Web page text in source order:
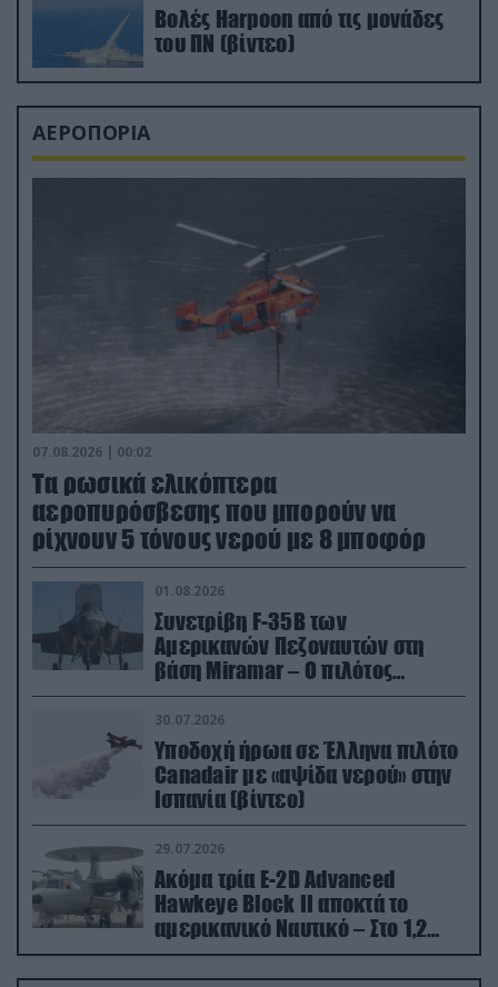
Βολές Harpoon από τις μονάδες
του ΠΝ (βίντεο)
ΑΕΡΟΠΟΡΙΑ
07.08.2026 | 00:02
Τα ρωσικά ελικόπτερα
αεροπυρόσβεσης που μπορούν να
ρίχνουν 5 τόνους νερού με 8 μποφόρ
01.08.2026
Συνετρίβη F-35B των
Αμερικανών Πεζοναυτών στη
βάση Miramar – Ο πιλότος
εκτινάχθηκε εγκαίρως
30.07.2026
Υποδοχή ήρωα σε Έλληνα πιλότο
Canadair με «αψίδα νερού» στην
Ισπανία (βίντεο)
29.07.2026
Ακόμα τρία E-2D Advanced
Hawkeye Block II αποκτά το
αμερικανικό Ναυτικό – Στο 1,2
δισ.δολάρια το κόστος